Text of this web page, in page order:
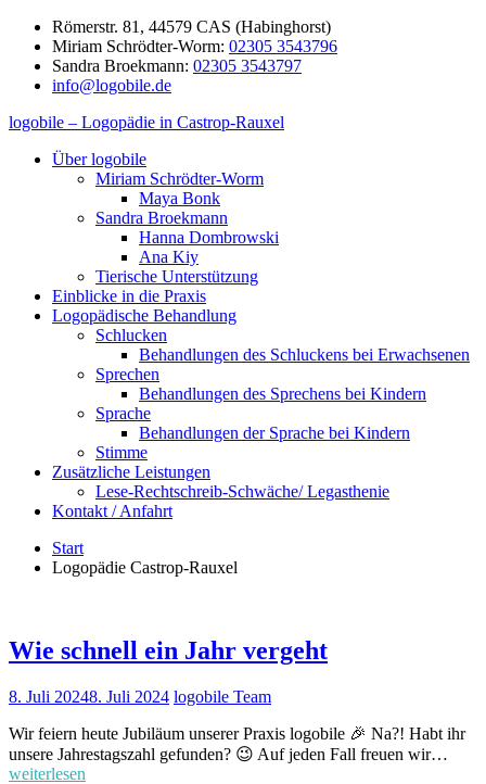
Zum
Inhalt
springen
Römerstr. 81, 44579 CAS (Habinghorst)
Miriam Schrödter-Worm: 02305 3543796
Sandra Broekmann: 02305 3543797
info@logobile.de
logobile – Logopädie in Castrop-Rauxel
logobile
logopädische
Praxisgemeinschaft
Über logobile
Miriam Schrödter-Worm
Maya Bonk
Sandra Broekmann
Hanna Dombrowski
Ana Kiy
Tierische Unterstützung
Einblicke in die Praxis
Logopädische Behandlung
Schlucken
Behandlungen des Schluckens bei Erwachsenen
Sprechen
Behandlungen des Sprechens bei Kindern
Sprache
Behandlungen der Sprache bei Kindern
Stimme
Zusätzliche Leistungen
Lese-Rechtschreib-Schwäche/ Legasthenie
Kontakt / Anfahrt
Start
Logopädie Castrop-Rauxel
Wie schnell ein Jahr vergeht
8. Juli 20248. Juli 2024 logobile Team
Wir feiern heute Jubiläum unserer Praxis logobile 🎉 Na?! Habt ihr
unsere Jahrestagszahl gefunden? 😉 Auf jeden Fall freuen wir…
weiterlesen